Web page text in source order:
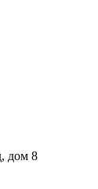
дом 8